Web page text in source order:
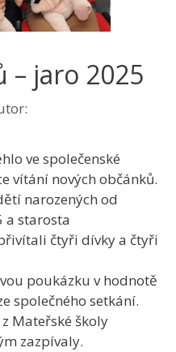
– jaro 2025
ve společenské
vítání nových občánků.
narozených od
a starosta
čtyři dívky a čtyři
poukázku v hodnotě
společného setkání.
Mateřské školy
zazpívaly.